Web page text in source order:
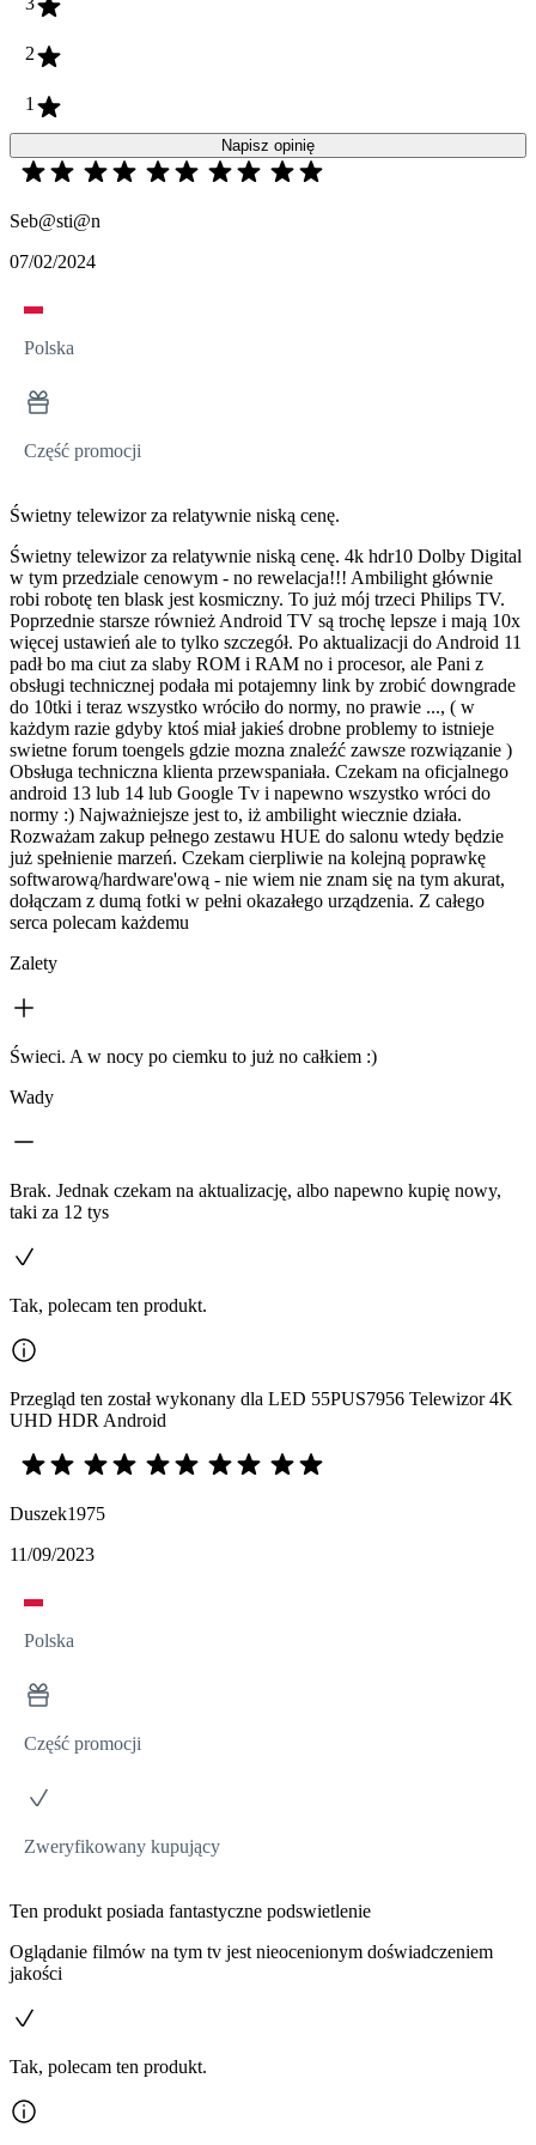
2
1
Napisz opinię
Seb@sti@n
07/02/2024
Polska
Część promocji
Świetny telewizor za relatywnie niską cenę.
Świetny telewizor za relatywnie niską cenę. 4k hdr10 Dolby Digital
w tym przedziale cenowym - no rewelacja!!! Ambilight głównie
robi robotę ten blask jest kosmiczny. To już mój trzeci Philips TV.
Poprzednie starsze również Android TV są trochę lepsze i mają 10x
więcej ustawień ale to tylko szczegół. Po aktualizacji do Android 11
padł bo ma ciut za slaby ROM i RAM no i procesor, ale Pani z
obsługi technicznej podała mi potajemny link by zrobić downgrade
do 10tki i teraz wszystko wróciło do normy, no prawie ..., ( w
każdym razie gdyby ktoś miał jakieś drobne problemy to istnieje
swietne forum toengels gdzie mozna znaleźć zawsze rozwiązanie )
Obsługa techniczna klienta przewspaniała. Czekam na oficjalnego
android 13 lub 14 lub Google Tv i napewno wszystko wróci do
normy :) Najważniejsze jest to, iż ambilight wiecznie działa.
Rozważam zakup pełnego zestawu HUE do salonu wtedy będzie
już spełnienie marzeń. Czekam cierpliwie na kolejną poprawkę
softwarową/hardware'ową - nie wiem nie znam się na tym akurat,
dołączam z dumą fotki w pełni okazałego urządzenia. Z całego
serca polecam każdemu
Zalety
Świeci. A w nocy po ciemku to już no całkiem :)
Wady
Brak. Jednak czekam na aktualizację, albo napewno kupię nowy,
taki za 12 tys
Tak, polecam ten produkt.
Przegląd ten został wykonany dla LED 55PUS7956 Telewizor 4K
UHD HDR Android
Duszek1975
11/09/2023
Polska
Część promocji
Zweryfikowany kupujący
Ten produkt posiada fantastyczne podswietlenie
Oglądanie filmów na tym tv jest nieocenionym doświadczeniem
jakości
Tak, polecam ten produkt.